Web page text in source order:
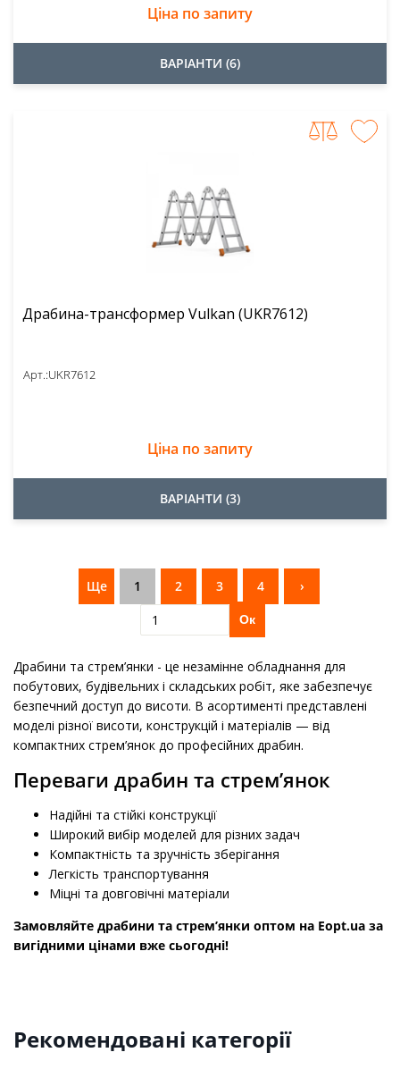
Ціна по запиту
ВАРІАНТИ (6)
Драбина-трансформер Vulkan (UKR7612)
Арт.:UKR7612
Ціна по запиту
ВАРІАНТИ (3)
Ще 1 2 3 4 ›
Ок
Драбини та стрем’янки - це незамінне обладнання для
побутових, будівельних і складських робіт, яке забезпечує
безпечний доступ до висоти. В асортименті представлені
моделі різної висоти, конструкцій і матеріалів — від
компактних стрем’янок до професійних драбин.
Переваги драбин та стрем’янок
Надійні та стійкі конструкції
Широкий вибір моделей для різних задач
Компактність та зручність зберігання
Легкість транспортування
Міцні та довговічні матеріали
Замовляйте драбини та стрем’янки оптом на Eopt.ua за
вигідними цінами вже сьогодні!
Рекомендовані категорії